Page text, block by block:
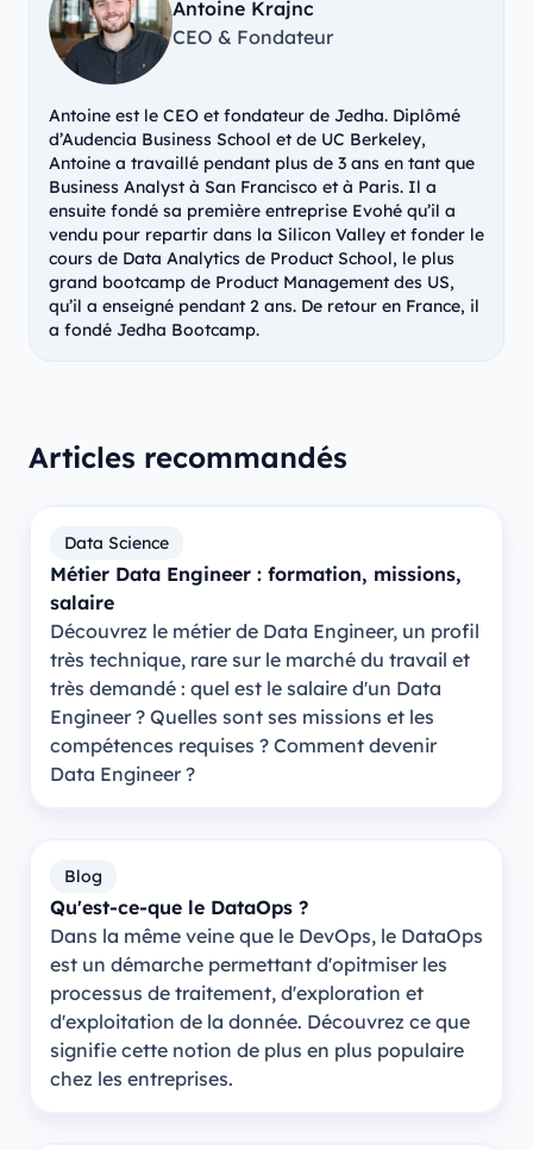
Antoine Krajnc
CEO & Fondateur
Antoine est le CEO et fondateur de Jedha. Diplômé
d’Audencia Business School et de UC Berkeley,
Antoine a travaillé pendant plus de 3 ans en tant que
Business Analyst à San Francisco et à Paris. Il a
ensuite fondé sa première entreprise Evohé qu’il a
vendu pour repartir dans la Silicon Valley et fonder le
cours de Data Analytics de Product School, le plus
grand bootcamp de Product Management des US,
qu’il a enseigné pendant 2 ans. De retour en France, il
a fondé Jedha Bootcamp.
Articles recommandés
Data Science
Métier Data Engineer : formation, missions,
salaire
Découvrez le métier de Data Engineer, un profil
très technique, rare sur le marché du travail et
très demandé : quel est le salaire d'un Data
Engineer ? Quelles sont ses missions et les
compétences requises ? Comment devenir
Data Engineer ?
Blog
Qu'est-ce-que le DataOps ?
Dans la même veine que le DevOps, le DataOps
est un démarche permettant d'opitmiser les
processus de traitement, d'exploration et
d'exploitation de la donnée. Découvrez ce que
signifie cette notion de plus en plus populaire
chez les entreprises.